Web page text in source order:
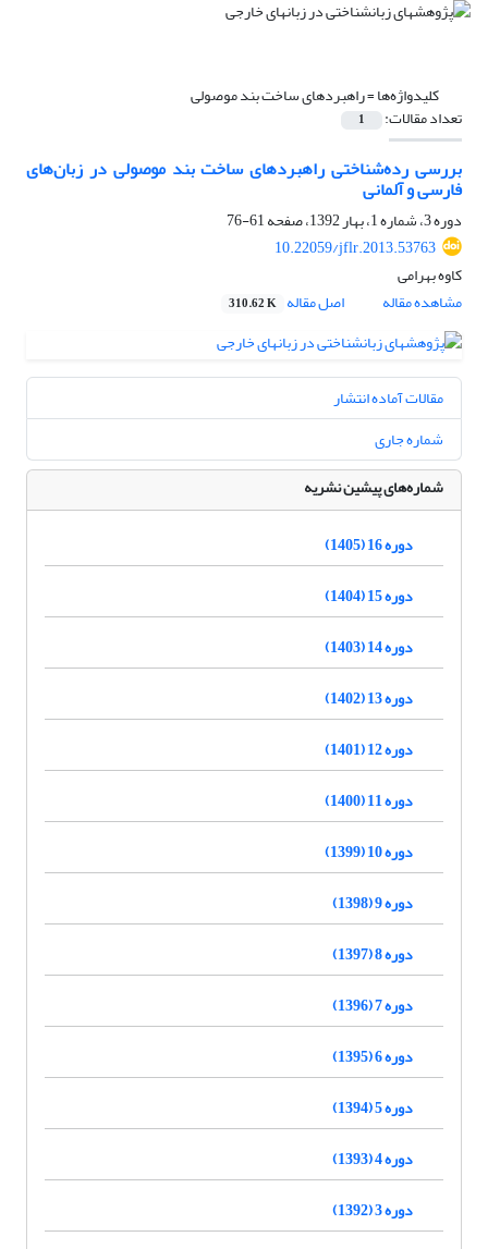
کلیدواژه‌ها =راهبردهای ساخت بند موصولی
تعداد مقالات: 1
بررسی رده‌شناختی راهبردهای ساخت بند موصولی در زبان‌های
فارسی و آلمانی
دوره 3، شماره 1، بهار 1392، صفحه
61-76
10.22059/jflr.2013.53763
کاوه بهرامی
مشاهده مقاله
اصل مقاله 310.62 K
مقالات آماده انتشار
شماره جاری
شماره‌های پیشین نشریه
دوره 16 (1405)
دوره 15 (1404)
دوره 14 (1403)
دوره 13 (1402)
دوره 12 (1401)
دوره 11 (1400)
دوره 10 (1399)
دوره 9 (1398)
دوره 8 (1397)
دوره 7 (1396)
دوره 6 (1395)
دوره 5 (1394)
دوره 4 (1393)
دوره 3 (1392)